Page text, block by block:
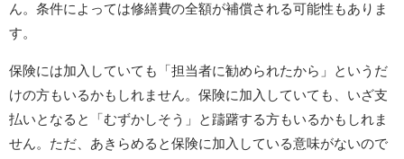
ん。条件によっては修繕費の全額が補償される可能性もありま
す。
保険には加入していても「担当者に勧められたから」というだ
けの方もいるかもしれません。保険に加入していても、いざ支
払いとなると「むずかしそう」と躊躇する方もいるかもしれま
せん。ただ、あきらめると保険に加入している意味がないので